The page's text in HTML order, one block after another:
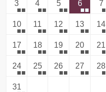
3 4 5 6 7
10 11 12 13 14
17 18 19 20 21
24 25 26 27 28
31